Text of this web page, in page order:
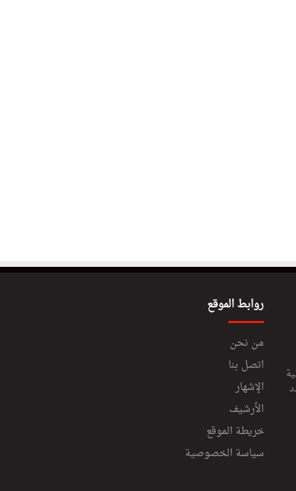
روابط الموقع
من نحن
اتصل بنا
الإشهار
الأرشيف
خريطة الموقع
سياسة الخصوصية